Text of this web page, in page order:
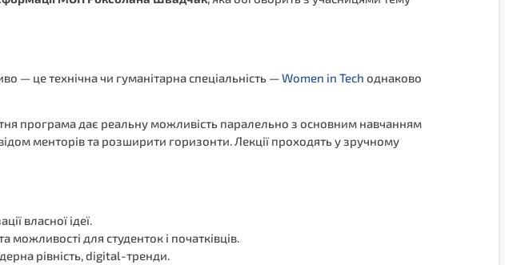
— це технічна чи гуманітарна спеціальність —Women in Tech однаково
програма дає реальну можливість паралельно з основним навчанням
менторів та розширити горизонти. Лекції проходять у зручному
власної ідеї.
для студенток і початківців.
рівність, digital-тренди.